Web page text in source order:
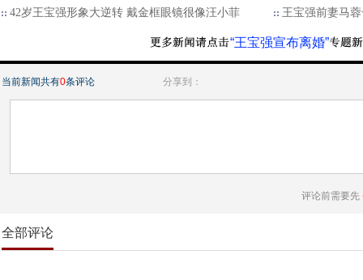
42岁王宝强形象大逆转 戴金框眼镜很像汪小菲
王宝强前妻马
“王宝强宣布离婚”
当前新闻共有0条评论 分享到：
评论前需要先
全部评论